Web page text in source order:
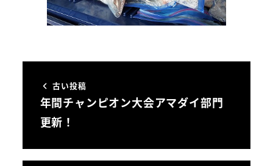
古い投稿
年間チャンピオン大会アマダイ部門
更新！